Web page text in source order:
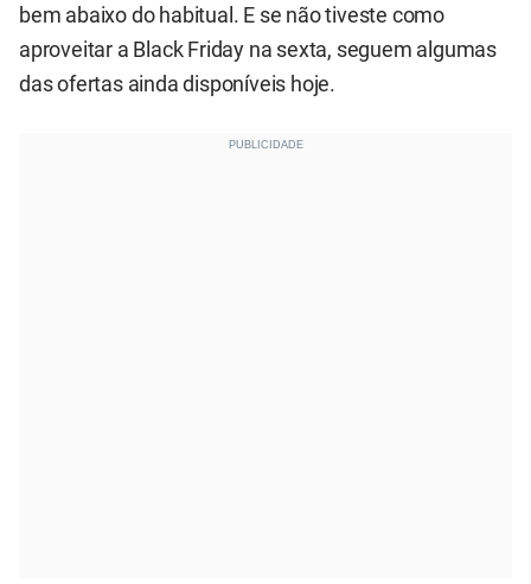
bem abaixo do habitual. E se não tiveste como
aproveitar a Black Friday na sexta, seguem algumas
das ofertas ainda disponíveis hoje.